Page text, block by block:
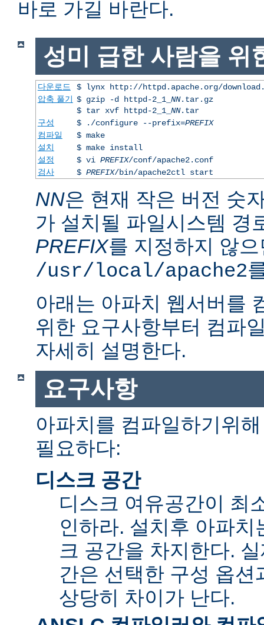
바로 가길 바란다.
성미 급한 사람을 위
다운로드
$ lynx http://httpd.apache.org/
압축 풀기 $ gzip -d httpd-2_1_ NN.tar.gz
$ tar xvf httpd-2_1_ NN.tar
구성
$ ./configure --prefix=PREFIX
컴파일
$ make
설치
$ make install
설정
$ vi PREFIX/conf/apache2.conf
검사
$ PREFIX/bin/apache2ctl start
NN은 현재 작은 버전 숫
가 설치될 파일시스템 경
PREFIX를 지정하지 않
/usr/local/apache2
아래는 아파치 웹서버를
위한 요구사항부터 컴파
자세히 설명한다.
요구사항
아파치를 컴파일하기위
필요하다:
디스크 공간
디스크 여유공간이 최
인하라. 설치후 아파
크 공간을 차지한다.
간은 선택한 구성 옵
상당히 차이가 난다.